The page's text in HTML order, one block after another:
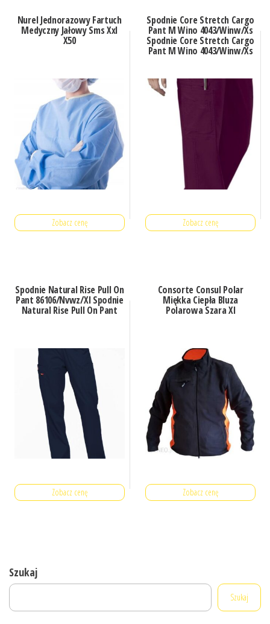
Nurel Jednorazowy Fartuch
Medyczny Jałowy Sms Xxl
X50
Zobacz cenę
Spodnie Core Stretch Cargo
Pant M Wino 4043/Winw/Xs
Spodnie Core Stretch Cargo
Pant M Wino 4043/Winw/Xs
Zobacz cenę
Spodnie Natural Rise Pull On
Pant 86106/Nvwz/Xl Spodnie
Natural Rise Pull On Pant
Zobacz cenę
Consorte Consul Polar
Miękka Ciepła Bluza
Polarowa Szara Xl
Zobacz cenę
Szukaj
Szukaj